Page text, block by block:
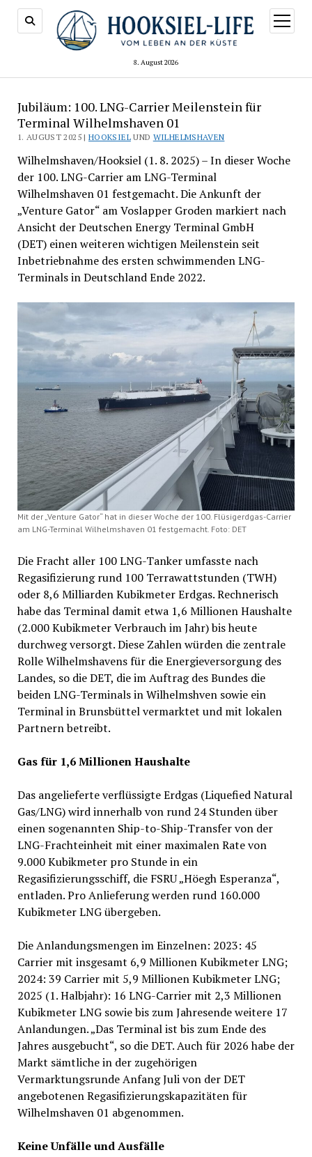
8. August 2026
Menü
öffnen
Jubiläum: 100. LNG-Carrier Meilenstein für
Terminal Wilhelmshaven 01
1. AUGUST 2025 |HOOKSIELUND WILHELMSHAVEN
Wilhelmshaven/Hooksiel (1. 8. 2025) – In dieser Woche
der 100. LNG-Carrier am LNG-Terminal
Wilhelmshaven 01 festgemacht. Die Ankunft der
„Venture Gator“ am Voslapper Groden markiert nach
Ansicht der Deutschen Energy Terminal GmbH
(DET) einen weiteren wichtigen Meilenstein seit
Inbetriebnahme des ersten schwimmenden LNG-
Terminals in Deutschland Ende 2022.
Mit der „Venture Gator“ hat in dieser Woche der 100. Flüsigerdgas-Carrier
am LNG-Terminal Wilhelmshaven 01 festgemacht. Foto: DET
Die Fracht aller 100 LNG-Tanker umfasste nach
Regasifizierung rund 100 Terrawattstunden (TWH)
oder 8,6 Milliarden Kubikmeter Erdgas. Rechnerisch
habe das Terminal damit etwa 1,6 Millionen Haushalte
(2.000 Kubikmeter Verbrauch im Jahr) bis heute
durchweg versorgt. Diese Zahlen würden die zentrale
Rolle Wilhelmshavens für die Energieversorgung des
Landes, so die DET, die im Auftrag des Bundes die
beiden LNG-Terminals in Wilhelmshven sowie ein
Terminal in Brunsbüttel vermarktet und mit lokalen
Partnern betreibt.
Gas für 1,6 Millionen Haushalte
Das angelieferte verflüssigte Erdgas (Liquefied Natural
Gas/LNG) wird innerhalb von rund 24 Stunden über
einen sogenannten Ship-to-Ship-Transfer von der
LNG-Frachteinheit mit einer maximalen Rate von
9.000 Kubikmeter pro Stunde in ein
Regasifizierungsschiff, die FSRU „Höegh Esperanza“,
entladen. Pro Anlieferung werden rund 160.000
Kubikmeter LNG übergeben.
Die Anlandungsmengen im Einzelnen: 2023: 45
Carrier mit insgesamt 6,9 Millionen Kubikmeter LNG;
2024: 39 Carrier mit 5,9 Millionen Kubikmeter LNG;
2025 (1. Halbjahr): 16 LNG-Carrier mit 2,3 Millionen
Kubikmeter LNG sowie bis zum Jahresende weitere 17
Anlandungen. „Das Terminal ist bis zum Ende des
Jahres ausgebucht“, so die DET. Auch für 2026 habe der
Markt sämtliche in der zugehörigen
Vermarktungsrunde Anfang Juli von der DET
angebotenen Regasifizierungskapazitäten für
Wilhelmshaven 01 abgenommen.
Keine Unfälle und Ausfälle